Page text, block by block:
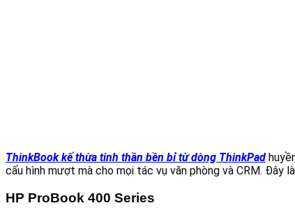
ThinkBook kế thừa tinh thần bền bỉ từ dòng ThinkPad
cấu hình mượt mà cho mọi tác vụ văn phòng và CRM. Đây
HP ProBook 400 Series